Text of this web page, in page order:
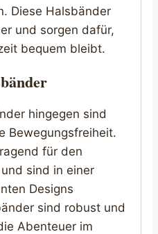
Diese Halsbänder
und sorgen dafür,
bequem bleibt.
hingegen sind
Bewegungsfreiheit.
für den
sind in einer
Designs
sind robust und
Abenteuer im